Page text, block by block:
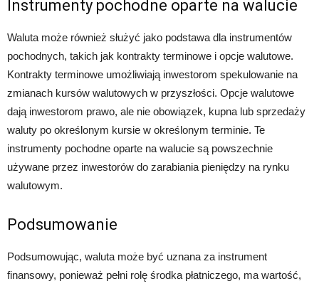
Instrumenty pochodne oparte na walucie
Waluta może również służyć jako podstawa dla instrumentów
pochodnych, takich jak kontrakty terminowe i opcje walutowe.
Kontrakty terminowe umożliwiają inwestorom spekulowanie na
zmianach kursów walutowych w przyszłości. Opcje walutowe
dają inwestorom prawo, ale nie obowiązek, kupna lub sprzedaży
waluty po określonym kursie w określonym terminie. Te
instrumenty pochodne oparte na walucie są powszechnie
używane przez inwestorów do zarabiania pieniędzy na rynku
walutowym.
Podsumowanie
Podsumowując, waluta może być uznana za instrument
finansowy, ponieważ pełni rolę środka płatniczego, ma wartość,